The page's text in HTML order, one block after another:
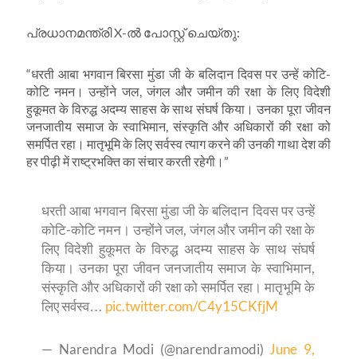
പ്രധാനമന്ത്രി X-ൽ പോസ്റ്റ് ചെയ്തു:
“धरती आबा भगवान बिरसा मुंडा जी के बलिदान दिवस पर उन्हें कोटि-
कोटि नमन। उन्होंने जल, जंगल और जमीन की रक्षा के लिए विदेशी
हुकूमत के विरुद्ध अदम्य साहस के साथ संघर्ष किया। उनका पूरा जीवन
जनजातीय समाज के स्वाभिमान, संस्कृति और अधिकारों की रक्षा को
समर्पित रहा। मातृभूमि के लिए सर्वस्व त्याग करने की उनकी गाथा देश की
हर पीढ़ी में राष्ट्रभक्ति का संचार करती रहेगी।”
धरती आबा भगवान बिरसा मुंडा जी के बलिदान दिवस पर उन्हें
कोटि-कोटि नमन। उन्होंने जल, जंगल और जमीन की रक्षा के
लिए विदेशी हुकूमत के विरुद्ध अदम्य साहस के साथ संघर्ष
किया। उनका पूरा जीवन जनजातीय समाज के स्वाभिमान,
संस्कृति और अधिकारों की रक्षा को समर्पित रहा। मातृभूमि के
लिए सर्वस्व… pic.twitter.com/C4y15CKfjM
— Narendra Modi (@narendramodi) June 9,